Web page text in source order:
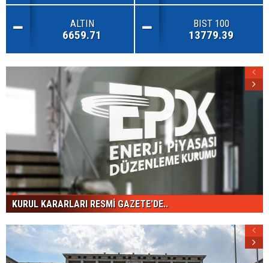
ALTIN
6659.71
BIST 100
13779.39
KURUL KARARLARI RESMİ GAZETE'DE..